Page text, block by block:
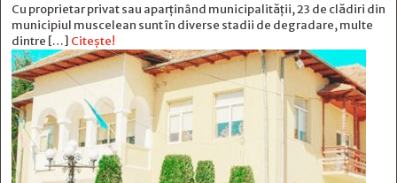
Cu proprietar privat sau aparținând municipalității, 23 de clădiri din
municipiul muscelean sunt în diverse stadii de degradare, multe
dintre […] Citește!